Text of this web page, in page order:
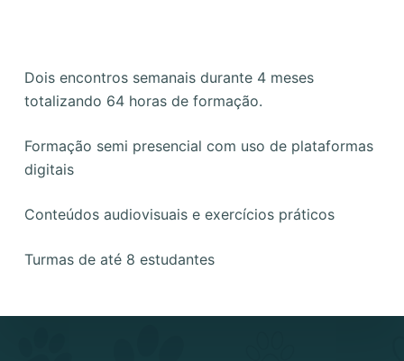
Dois encontros semanais durante 4 meses
totalizando 64 horas de formação.
Formação semi presencial com uso de plataformas
digitais
Conteúdos audiovisuais e exercícios práticos
Turmas de até 8 estudantes